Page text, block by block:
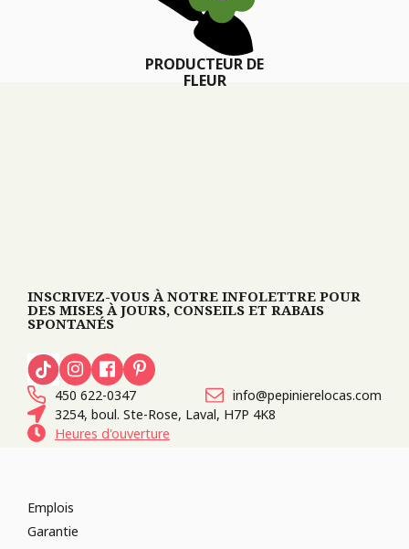
PRODUCTEUR DE
FLEUR
INSCRIVEZ-VOUS À NOTRE INFOLETTRE POUR
DES MISES À JOURS, CONSEILS ET RABAIS
SPONTANÉS
450 622-0347
info@pepinierelocas.com
3254, boul. Ste-Rose, Laval, H7P 4K8
Heures d'ouverture
Emplois
Garantie